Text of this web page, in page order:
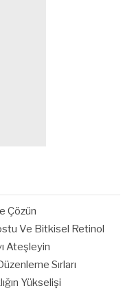
Çözün
Ve Bitkisel Retinol
Ateşleyin
Sırları
Yükselişi